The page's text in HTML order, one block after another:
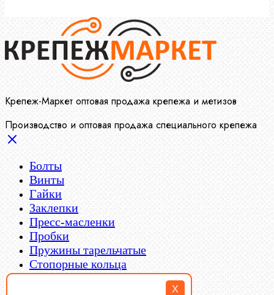
X
Крепеж-Маркет оптовая продажа крепежа и метизов
Производство и оптовая продажа специального крепежа
Болты
Винты
Гайки
Заклепки
Пресс-масленки
Пробки
Пружины тарельчатые
Стопорные кольца
Такелаж